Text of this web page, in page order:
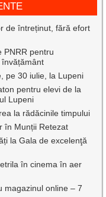
de întreținut, fără efort
PNRR pentru
pe 30 iulie, la Lupeni
pentru elevi de la
Lupeni
la rădăcinile timpului
în Munții Retezat
la Gala de excelenţă
în cinema în aer
magazinul online – 7